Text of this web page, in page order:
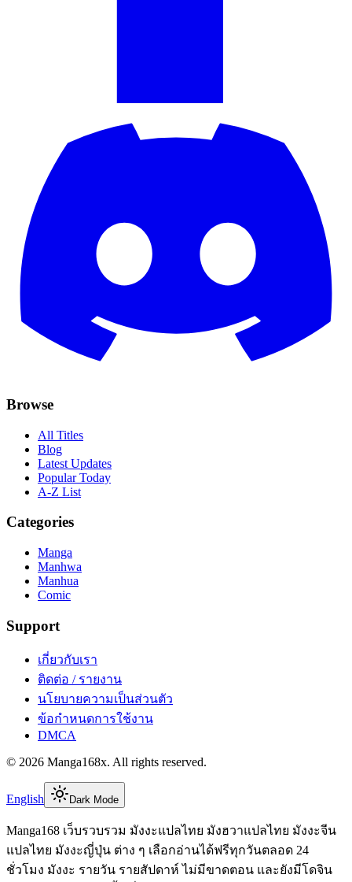
Browse
All Titles
Blog
Latest Updates
Popular Today
A-Z List
Categories
Manga
Manhwa
Manhua
Comic
Support
เกี่ยวกับเรา
ติดต่อ / รายงาน
นโยบายความเป็นส่วนตัว
ข้อกำหนดการใช้งาน
DMCA
© 2026 Manga168x. All rights reserved.
English Dark Mode
Manga168 เว็บรวบรวม มังงะแปลไทย มังฮวาแปลไทย มังงะจีน
แปลไทย มังงะญี่ปุ่น ต่าง ๆ เลือกอ่านได้ฟรีทุกวันตลอด 24
ชั่วโมง มังงะ รายวัน รายสัปดาห์ ไม่มีขาดตอน และยังมีโดจิน